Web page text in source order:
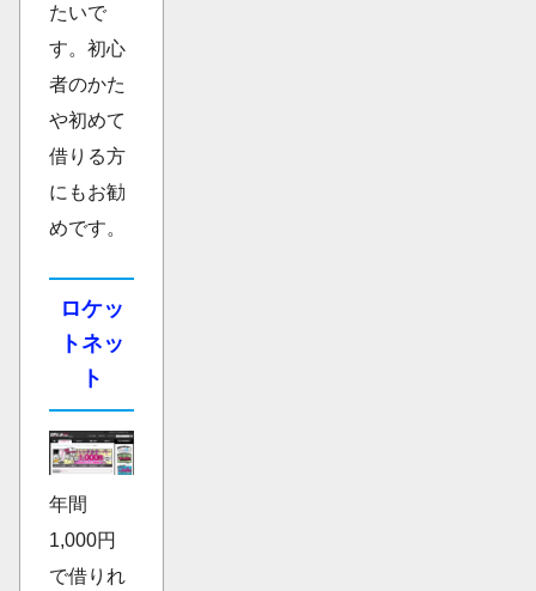
たいで
す。初心
者のかた
や初めて
借りる方
にもお勧
めです。
ロケッ
トネッ
ト
年間
1,000円
で借りれ